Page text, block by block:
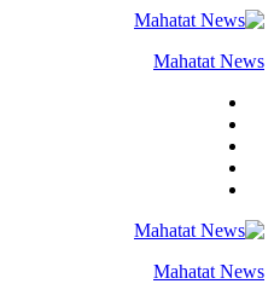
التجاوز
المحتوى
Mahatat News
Mahatat News